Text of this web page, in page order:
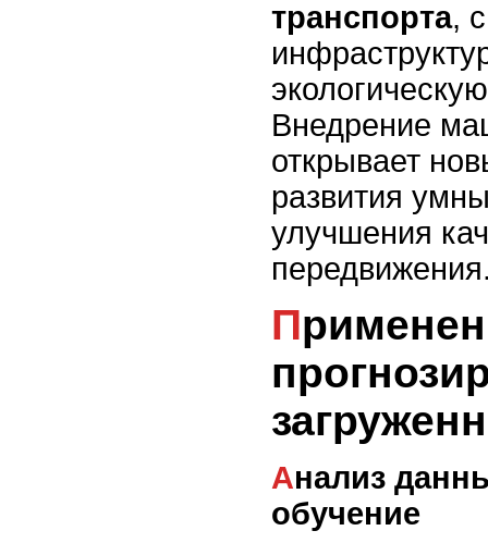
транспорта,
Внедрение
открывает
развития
улучшения
Применение ИИ в
Анализ данных и машинное
обучение